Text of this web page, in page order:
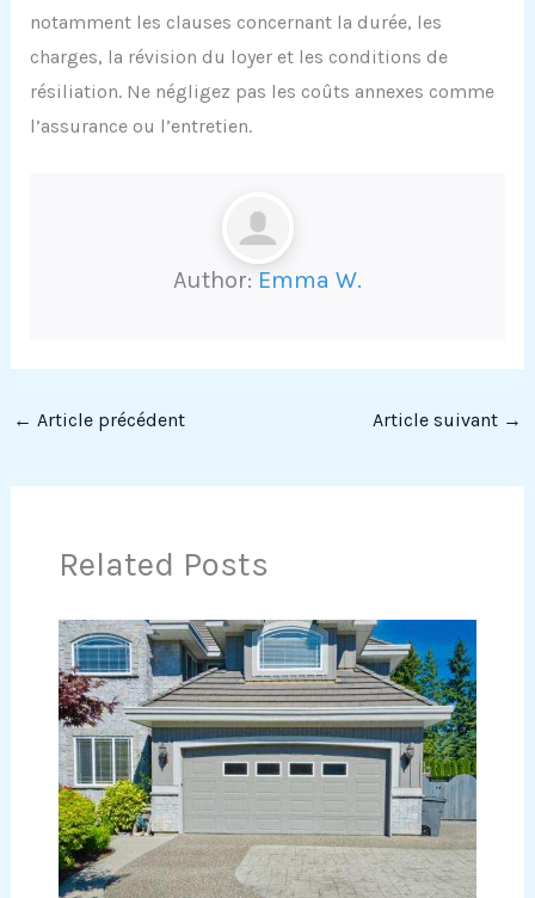
notamment les clauses concernant la durée, les
charges, la révision du loyer et les conditions de
résiliation. Ne négligez pas les coûts annexes comme
l’assurance ou l’entretien.
Author: Emma W.
← Article précédent Article suivant →
Related Posts